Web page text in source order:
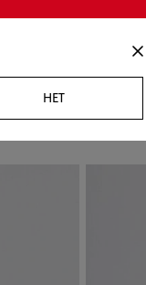
Финальная
НЕТ